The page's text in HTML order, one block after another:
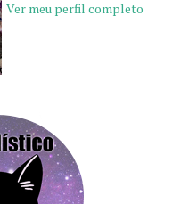
Ver meu perfil completo